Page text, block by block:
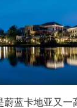
蔚蓝卡地亚又